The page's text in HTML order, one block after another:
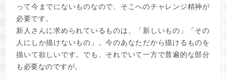
って今までにないものなので、そこへのチャレンジ精神が
必要です。
新人さんに求められているものは、「新しいもの」「その
人にしか描けないもの」。今のあなただから描けるものを
描いて欲しいです。でも、それでいて一方で普遍的な部分
も必要なのですが。